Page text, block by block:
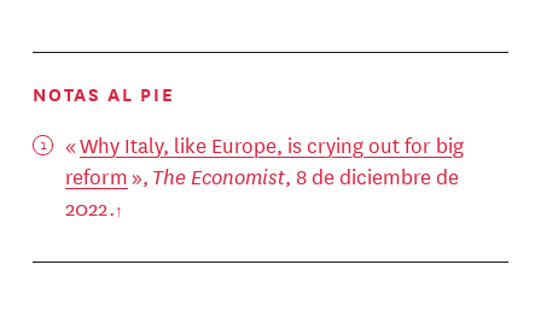
NOTAS AL PIE
«Why Italy, like Europe, is crying out for big
reform», The Economist, 8 de diciembre de
2022.